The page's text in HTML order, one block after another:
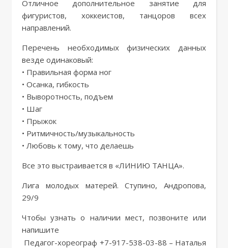
Отличное дополнительное занятие для
фигуристов, хоккеистов, танцоров всех
направлений.
Перечень необходимых физических данных
везде одинаковый:
• Правильная форма ног
• Осанка, гибкость
• Выворотность, подъем
• Шаг
• Прыжок
• Ритмичность/музыкальность
• Любовь к тому, что делаешь
Все это выстраивается в «ЛИНИЮ ТАНЦА».
Лига молодых матерей. Ступино, Андропова,
29/9
Чтобы узнать о наличии мест, позвоните или
напишите
Педагог-хореограф +7-917-538-03-88 – Наталья